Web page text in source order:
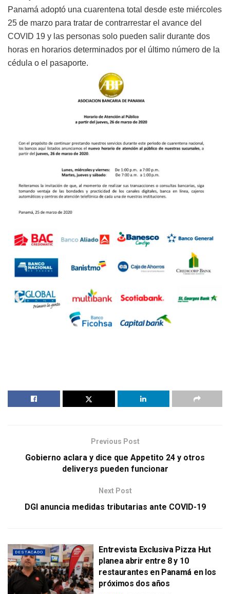
Panamá adoptó una cuarentena total desde este miércoles
25 de marzo para tratar de contrarrestar el avance del
COVID 19 y las personas solo pueden salir durante dos
horas en horarios determinados por el último número de la
cédula o el pasaporte.
Previous Post
Gobierno aclara y dice que Appetito 24 y otros
deliverys pueden funcionar
Next Post
DGI anuncia medidas tributarias ante COVID-19
DESTACADO
Entrevista Exclusiva Pizza Hut
planea abrir entre 8 y 10
restaurantes en Panamá en los
próximos dos años